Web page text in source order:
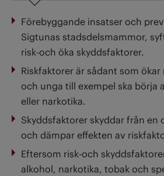
Förebyggande insatser och
Sigtunas stadsdelsmammor,
risk-och öka skyddsfaktorer.
Riskfaktorer är sådant som
och unga till exempel ska börja
eller narkotika.
Skyddsfaktorer skyddar från en
och dämpar effekten av
Eftersom risk-och
alkohol, narkotika, tobak och